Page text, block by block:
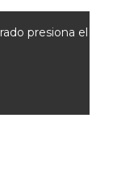
presiona el